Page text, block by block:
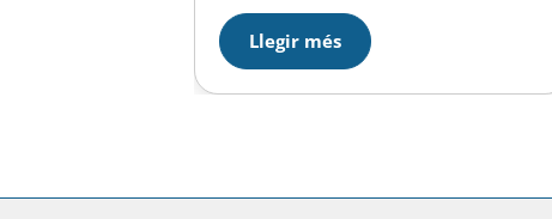
els volem pressionar perquè
necessiten temps per desenvolupar
encara les seves capacitats. Així…
Llegir més